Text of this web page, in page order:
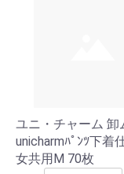
ユニ・チャーム 卸
unicharmﾊﾟﾝﾂ下着
女共用M 70枚